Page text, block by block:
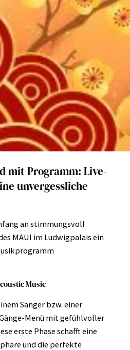
mit Programm: Live-
unvergessliche
an stimmungsvoll
MAUI im Ludwigpalais ein
Music
Sänger bzw. einer
Menü mit gefühlvoller
erste Phase schafft eine
und die perfekte